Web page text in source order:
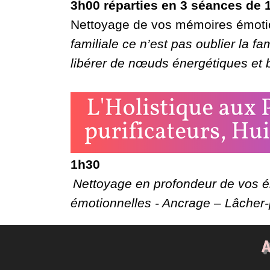
3h00 réparties en 3 séances de
Nettoyage de vos mémoires
familiale ce n’est pas oublier la
libérer de nœuds énergétiques et
1h30
Nettoyage en profondeur de vos
émotionnelles - Ancrage –